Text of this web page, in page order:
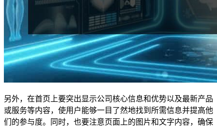
另外，在首页上要突出显示公司核心信息和优势以及最新产品
或服务等内容，使用户能够一目了然地找到所需信息并提高他
们的参与度。同时，也要注意页面上的图片和文字内容，确保